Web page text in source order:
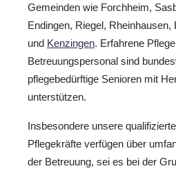
Gemeinden wie Forchheim,
Endingen, Riegel, Rheinhausen,
und Kenzingen. Erfahrene
Betreuungspersonal sind
pflegebedürftige Senioren mit
unterstützen.
Insbesondere unsere
Pflegekräfte verfügen über
der Betreuung, sei es bei der